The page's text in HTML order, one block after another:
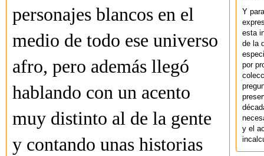
personajes blancos en el
medio de todo ese universo
afro, pero además llegó
hablando con un acento
muy distinto al de la gente
y contando unas historias
Y
esta
de la
por
y el